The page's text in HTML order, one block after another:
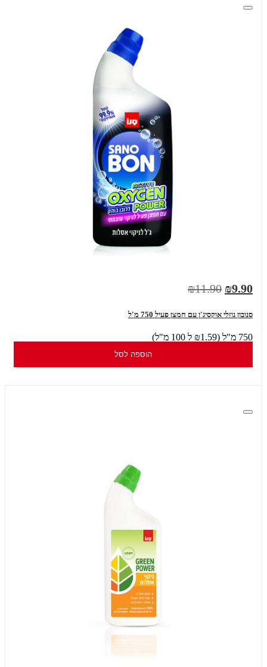
₪9.90
₪11.90
סנובון נוזלי אוקסיג'ן עם חמצן פעיל 750 מ'ל
750 מ"ל (₪1.59 ל 100 מ"ל)
הוספה לסל